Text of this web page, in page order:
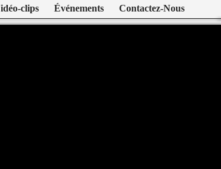
Vidéo-clips Événements Contactez-Nous